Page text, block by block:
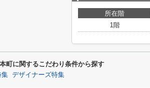
所在階
1階
町に関するこだわり条件から探す
集 デザイナーズ特集